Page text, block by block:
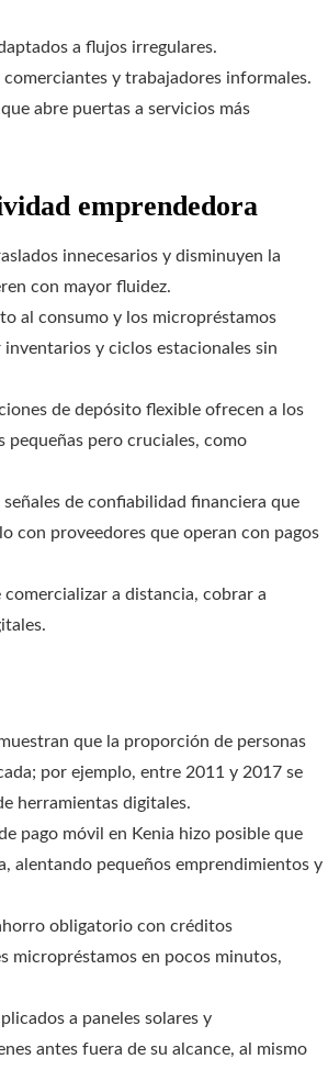
a flujos irregulares.
y trabajadores informales.
abre puertas a servicios más
emprendedora
innecesarios y disminuyen la
con mayor fluidez.
al consumo y los micropréstamos
y ciclos estacionales sin
de depósito flexible ofrecen a los
pequeñas pero cruciales, como
de confiabilidad financiera que
con proveedores que operan con pagos
a distancia, cobrar a
que la proporción de personas
por ejemplo, entre 2011 y 2017 se
herramientas digitales.
pago móvil en Kenia hizo posible que
alentando pequeños emprendimientos y
obligatorio con créditos
micropréstamos en pocos minutos,
a paneles solares y
antes fuera de su alcance, al mismo